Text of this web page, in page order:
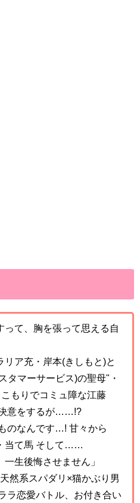
って、胸を張って思える自
リア充・岸本(きしもと)と
タマーサービス)の聖母"・
もりでコミュ障な江藤
意をするが……!?
のなんです…! 甘々から
当て馬 そして……
一生後悔させません」
然系スパダリ×猫かぶり男
ラ恋愛バトル、お付き合い